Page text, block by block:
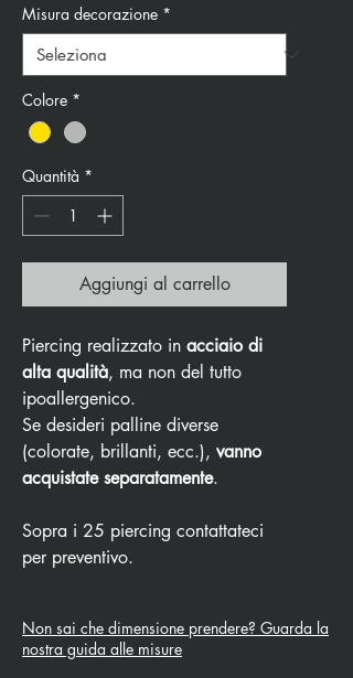
Misura decorazione *
Colore *
Quantità *
Aggiungi al carrello
Piercing realizzato in acciaio di
alta qualità, ma non del tutto
ipoallergenico.
Se desideri palline diverse
(colorate, brillanti, ecc.), vanno
acquistate separatamente.
Sopra i 25 piercing contattateci
per preventivo.
Non sai che dimensione prendere? Guarda la
nostra guida alle misure